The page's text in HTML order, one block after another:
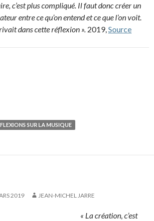
c’est plus compliqué. Il faut donc créer un
entre ce qu’on entend et ce que l’on voit.
dans cette réflexion ». 2019,Source
SUR LA MUSIQUE
2019 JEAN-MICHEL JARRE
« La création, c’est